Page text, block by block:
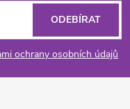
ochrany osobních údajů
ODEBÍRAT